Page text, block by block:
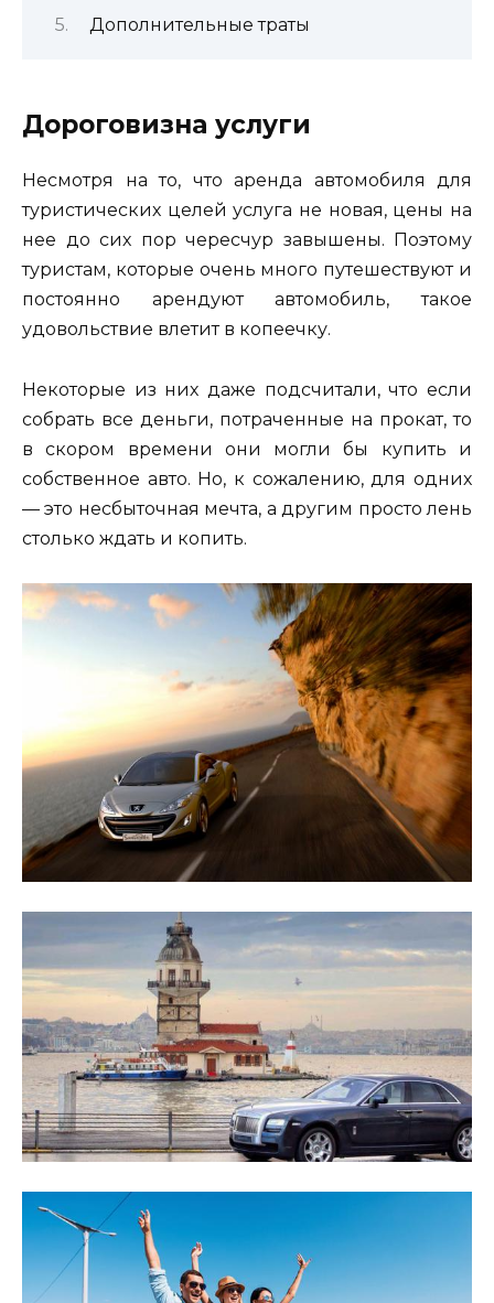
Дополнительные траты
Дороговизна услуги
Несмотря на то, что аренда автомобиля для
туристических целей услуга не новая, цены на
нее до сих пор чересчур завышены. Поэтому
туристам, которые очень много путешествуют и
постоянно арендуют автомобиль, такое
удовольствие влетит в копеечку.
Некоторые из них даже подсчитали, что если
собрать все деньги, потраченные на прокат, то
в скором времени они могли бы купить и
собственное авто. Но, к сожалению, для одних
— это несбыточная мечта, а другим просто лень
столько ждать и копить.